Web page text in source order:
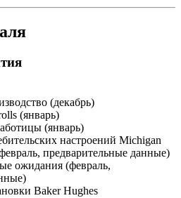
(декабрь)
(январь)
(январь)
настроений Michigan
предварительные данные)
ожидания (февраль,
Baker Hughes